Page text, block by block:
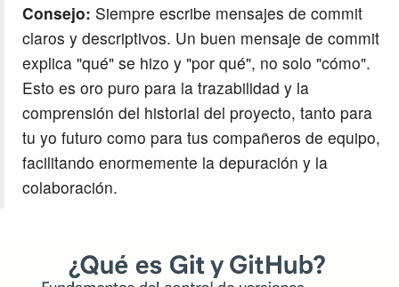
Consejo: Siempre escribe mensajes de commit
claros y descriptivos. Un buen mensaje de commit
explica "qué" se hizo y "por qué", no solo "cómo".
Esto es oro puro para la trazabilidad y la
comprensión del historial del proyecto, tanto para
tu yo futuro como para tus compañeros de equipo,
facilitando enormemente la depuración y la
colaboración.